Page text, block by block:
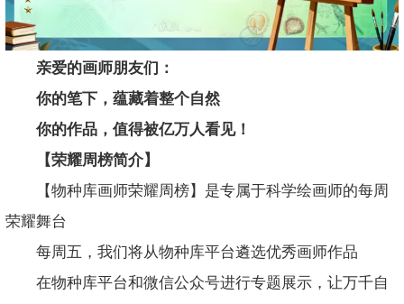
亲爱的画师朋友们：
你的笔下，蕴藏着整个自然
你的作品，值得被亿万人看见！
【荣耀周榜简介】
【物种库画师荣耀周榜】是专属于科学绘画师的每周
荣耀舞台
每周五，我们将从物种库平台遴选优秀画师作品
在物种库平台和微信公众号进行专题展示，让万千自